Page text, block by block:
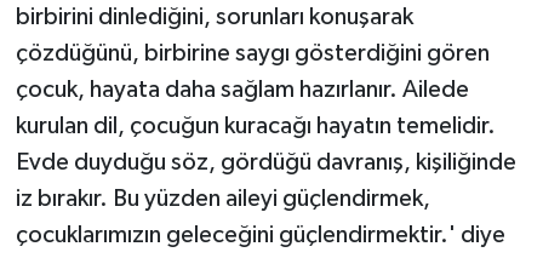
birbirini dinlediğini, sorunları konuşarak
çözdüğünü, birbirine saygı gösterdiğini gören
çocuk, hayata daha sağlam hazırlanır. Ailede
kurulan dil, çocuğun kuracağı hayatın temelidir.
Evde duyduğu söz, gördüğü davranış, kişiliğinde
iz bırakır. Bu yüzden aileyi güçlendirmek,
çocuklarımızın geleceğini güçlendirmektir.' diye